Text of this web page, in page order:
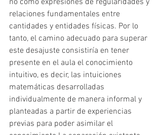
no como expresiones de regularidades y
relaciones fundamentales entre
cantidades y entidades físicas. Por lo
tanto, el camino adecuado para superar
este desajuste consistiría en tener
presente en el aula el conocimiento
intuitivo, es decir, las intuiciones
matemáticas desarrolladas
individualmente de manera informal y
planteadas a partir de experiencias
previas para poder asimilar el